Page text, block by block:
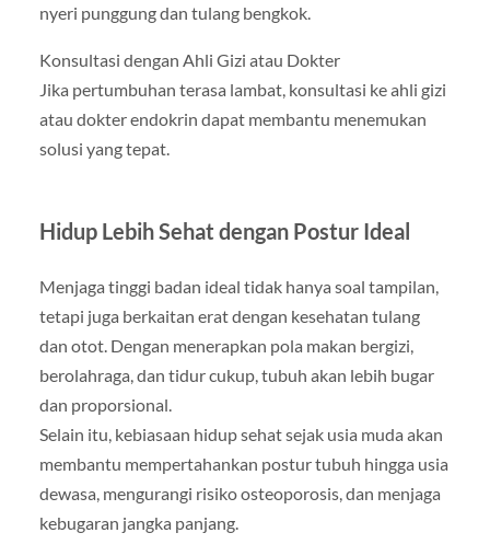
nyeri punggung dan tulang bengkok.
Konsultasi dengan Ahli Gizi atau Dokter
Jika pertumbuhan terasa lambat, konsultasi ke ahli gizi
atau dokter endokrin dapat membantu menemukan
solusi yang tepat.
Hidup Lebih Sehat dengan Postur Ideal
Menjaga tinggi badan ideal tidak hanya soal tampilan,
tetapi juga berkaitan erat dengan kesehatan tulang
dan otot. Dengan menerapkan pola makan bergizi,
berolahraga, dan tidur cukup, tubuh akan lebih bugar
dan proporsional.
Selain itu, kebiasaan hidup sehat sejak usia muda akan
membantu mempertahankan postur tubuh hingga usia
dewasa, mengurangi risiko osteoporosis, dan menjaga
kebugaran jangka panjang.